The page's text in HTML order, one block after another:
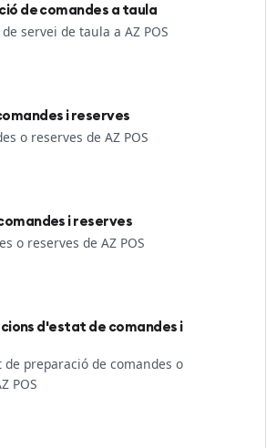
de comandes a taula
servei de taula a AZ POS
i reserves
o reserves de AZ POS
i reserves
o reserves de AZ POS
d'estat de comandes i
preparació de comandes o
POS